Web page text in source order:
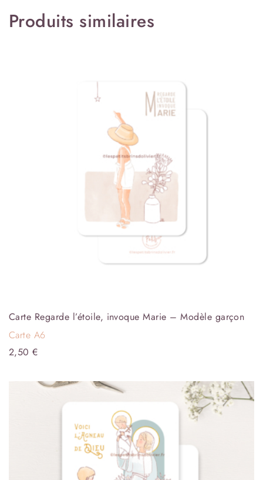
Produits similaires
Carte Regarde l’étoile, invoque Marie – Modèle garçon
Carte A6
2,50€